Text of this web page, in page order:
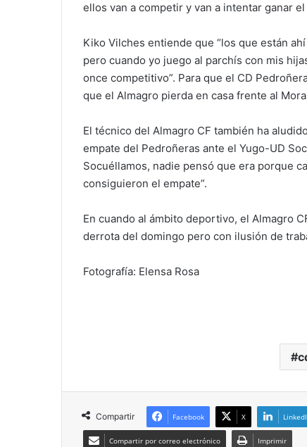
ellos van a competir y van a intentar ganar
Kiko Vilches entiende que “los que están
pero cuando yo juego al parchís con mis
once competitivo”. Para que el CD
que el Almagro pierda en casa frente al Mora
El técnico del Almagro CF también ha
empate del Pedroñeras ante el Yugo-UD
Socuéllamos, nadie pensó que era porque
consiguieron el empate”.
En cuando al ámbito deportivo, el Almagro
derrota del domingo pero con ilusión de
Fotografía: Elensa Rosa
Compartir Facebook X
Compartir por correo electrónico Imprimir